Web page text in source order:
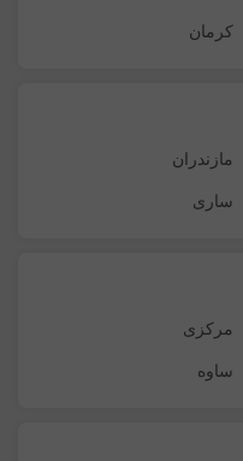
کرمان
مازندران
ساری
مرکزی
ساوه